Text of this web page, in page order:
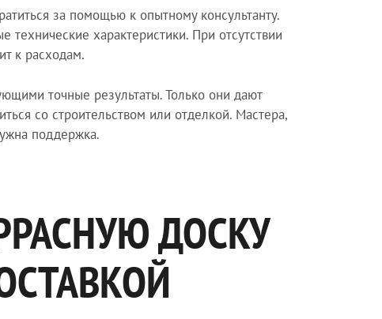
за помощью к опытному консультанту.
технические характеристики. При отсутствии
к расходам.
точные результаты. Только они дают
со строительством или отделкой. Мастера,
поддержка.
ДОСКУ